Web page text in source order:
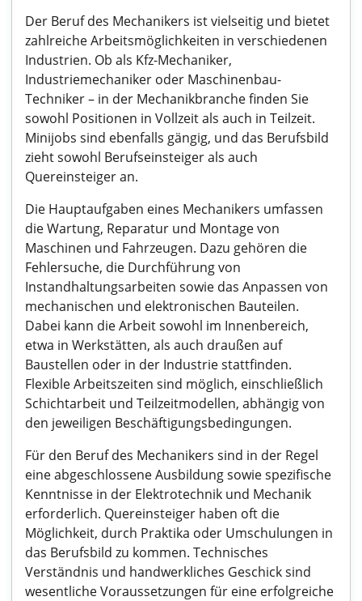
Der Beruf des Mechanikers ist vielseitig und bietet
zahlreiche Arbeitsmöglichkeiten in verschiedenen
Industrien. Ob als Kfz-Mechaniker,
Industriemechaniker oder Maschinenbau-
Techniker – in der Mechanikbranche finden Sie
sowohl Positionen in Vollzeit als auch in Teilzeit.
Minijobs sind ebenfalls gängig, und das Berufsbild
zieht sowohl Berufseinsteiger als auch
Quereinsteiger an.
Die Hauptaufgaben eines Mechanikers umfassen
die Wartung, Reparatur und Montage von
Maschinen und Fahrzeugen. Dazu gehören die
Fehlersuche, die Durchführung von
Instandhaltungsarbeiten sowie das Anpassen von
mechanischen und elektronischen Bauteilen.
Dabei kann die Arbeit sowohl im Innenbereich,
etwa in Werkstätten, als auch draußen auf
Baustellen oder in der Industrie stattfinden.
Flexible Arbeitszeiten sind möglich, einschließlich
Schichtarbeit und Teilzeitmodellen, abhängig von
den jeweiligen Beschäftigungsbedingungen.
Für den Beruf des Mechanikers sind in der Regel
eine abgeschlossene Ausbildung sowie spezifische
Kenntnisse in der Elektrotechnik und Mechanik
erforderlich. Quereinsteiger haben oft die
Möglichkeit, durch Praktika oder Umschulungen in
das Berufsbild zu kommen. Technisches
Verständnis und handwerkliches Geschick sind
wesentliche Voraussetzungen für eine erfolgreiche